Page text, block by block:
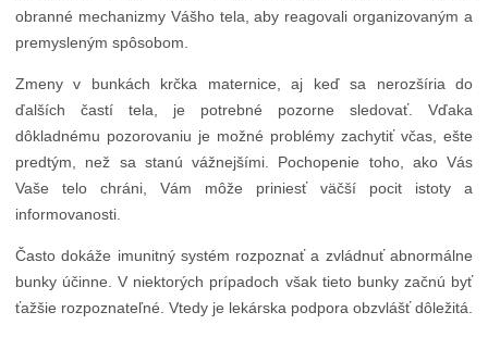
obranné mechanizmy Vášho tela, aby reagovali organizovaným a
premysleným spôsobom.
Zmeny v bunkách krčka maternice, aj keď sa nerozšíria do
ďalších častí tela, je potrebné pozorne sledovať. Vďaka
dôkladnému pozorovaniu je možné problémy zachytiť včas, ešte
predtým, než sa stanú vážnejšími. Pochopenie toho, ako Vás
Vaše telo chráni, Vám môže priniesť väčší pocit istoty a
informovanosti.
Často dokáže imunitný systém rozpoznať a zvládnuť abnormálne
bunky účinne. V niektorých prípadoch však tieto bunky začnú byť
ťažšie rozpoznateľné. Vtedy je lekárska podpora obzvlášť dôležitá.